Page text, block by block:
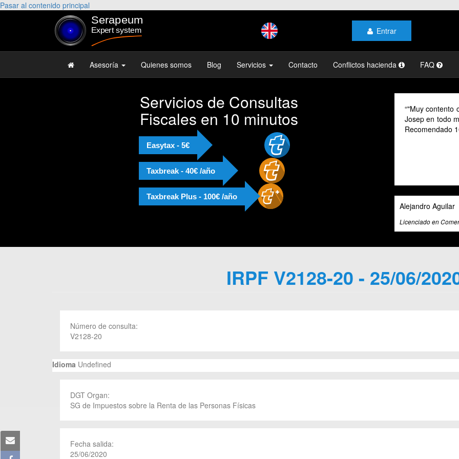
Pasar al contenido principal
Entrar
Asesoría Quienes somos Blog Servicios Contacto Conflictos hacienda FAQ
Servicios de Consultas
Fiscales en 10 minutos
Easytax - 5€
Taxbreak - 40€ /año
Taxbreak Plus - 100€ /año
"Muy contento
Josep en todo
Recomendado
Alejandro Aguilar
Licenciado en
IRPF V2128-20 - 25/06/
Número de consulta:
V2128-20
Idioma Undefined
DGT Organ:
SG de Impuestos sobre la Renta de las Personas Físicas
Fecha salida:
25/06/2020